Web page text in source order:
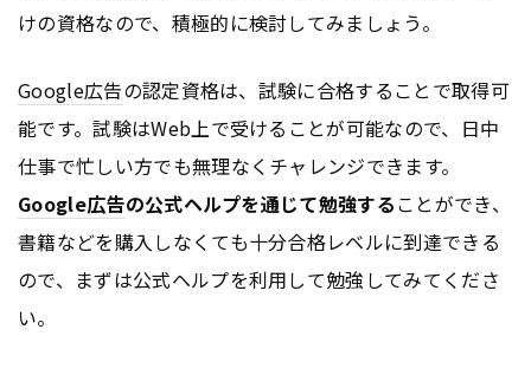
けの資格なので、積極的に検討してみましょう。
Google広告の認定資格は、試験に合格することで取得可
能です。試験はWeb上で受けることが可能なので、日中
仕事で忙しい方でも無理なくチャレンジできます。
Google広告の公式ヘルプを通じて勉強することができ、
書籍などを購入しなくても十分合格レベルに到達できる
ので、まずは公式ヘルプを利用して勉強してみてくださ
い。